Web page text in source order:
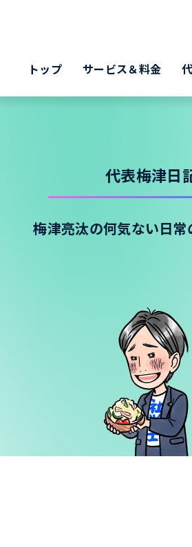
トップ サービス＆料金
代表梅津日
梅津亮汰の何気ない日常